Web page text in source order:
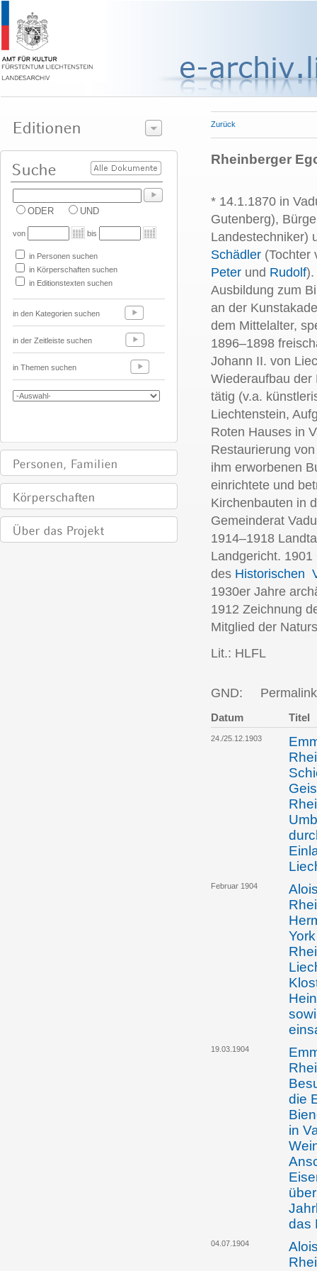
ODER UND
von bis
in Personen suchen
in Körperschaften suchen
in Editionstexten suchen
in den Kategorien suchen
in der Zeitleiste suchen
in Themen suchen
Zurück
Rheinberger
* 14.1.1870 in
Gutenberg),
Landestechniker)
Schädler (Tochter
Peter und Rudolf).
Ausbildung zum
an der
dem Mittelalter,
1896–1898
Johann II. von
Wiederaufbau der
tätig (v.a.
Liechtenstein,
Roten Hauses in
Restaurierung
ihm erworbenen
einrichtete und
Kirchenbauten in
Gemeinderat
1914–1918
Landgericht.
des Historischen
1930er Jahre
1912 Zeichnung
Mitglied der
Lit.: HLFL
GND:
Datum Titel
24./25.12.1903
Februar 1904
19.03.1904
die
in
das
04.07.1904